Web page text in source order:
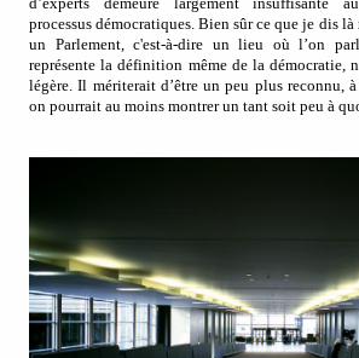
processus démocratiques. Bien sûr ce que je dis
un Parlement, c'est-à-dire un lieu où l’on
représente la définition même de la démocratie,
légère. Il mériterait d’être un peu plus reconnu,
on pourrait au moins montrer un tant soit peu à